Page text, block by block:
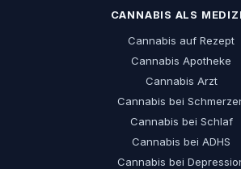
CANNABIS ALS
Cannabis auf Rezept
Cannabis Apotheke
Cannabis Arzt
Cannabis bei
Cannabis bei Schlaf
Cannabis bei ADHS
Cannabis bei